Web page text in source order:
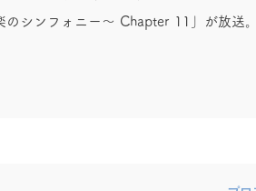
シンフォニー～ Chapter 11」が放送。